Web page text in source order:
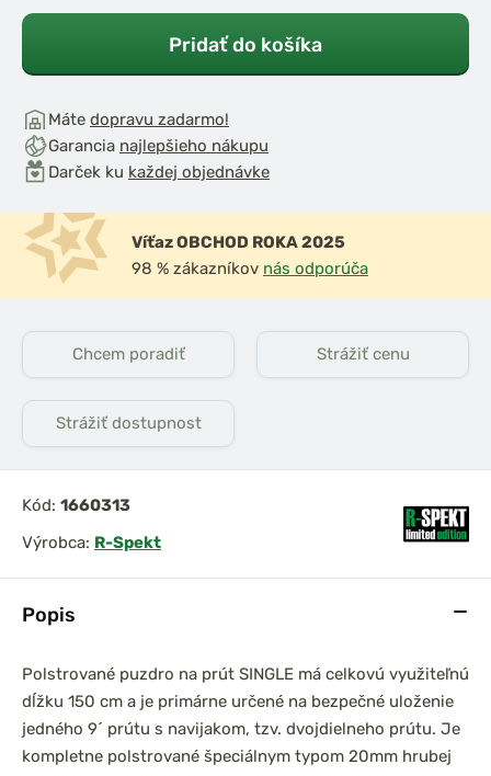
3,6m 3lb
3,60m 3,50lb Akcia 1+1
2-dielny
Popis
Polstrované puzdro na prút SINGLE má celkovú využiteľnú
dĺžku 150 cm a je primárne určené na bezpečné uloženie
jedného 9´ prútu s navijakom, tzv. dvojdielneho prútu. Je
kompletne polstrované špeciálnym typom 20mm hrubej
Pridať do košíka
Máte dopravu zadarmo!
Garancia najlepšieho nákupu
Darček ku každej objednávke
Víťaz OBCHOD ROKA 2025
98 % zákazníkov nás odporúča
Chcem poradiť Strážiť cenu
Strážiť dostupnost
Kód: 1660313
Výrobca: R-Spekt